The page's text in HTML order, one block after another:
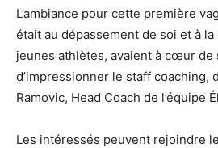
L’ambiance pour cette première
était au dépassement de soi et à
jeunes athlètes, avaient à cœur de
d’impressionner le staff coaching,
Ramovic, Head Coach de l’équipe
Les intéressés peuvent rejoindre